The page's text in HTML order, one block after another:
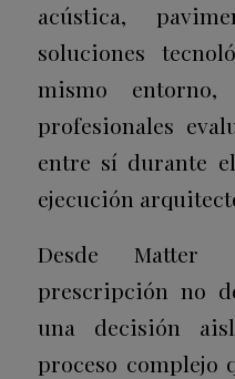
acústica,
soluciones
mismo
profesionales
entre sí durante
ejecución
Desde Matter
prescripción no
una decisión
proceso complejo